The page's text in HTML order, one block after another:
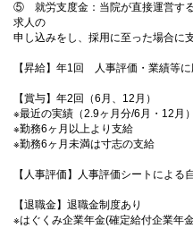
⑤ 就労支度金：当院が直接運営す
求人の
申し込みをし、採用に至った場合に
【昇給】年1回 人事評価・業績等
【賞与】年2回（6月、12月）
※最近の実績（2.9ヶ月分/6月・12月）
※勤務6ヶ月以上より支給
※勤務6ヶ月未満は寸志の支給
【人事評価】人事評価シートによる
【退職金】退職金制度あり
※はぐくみ企業年金(確定給付企業年